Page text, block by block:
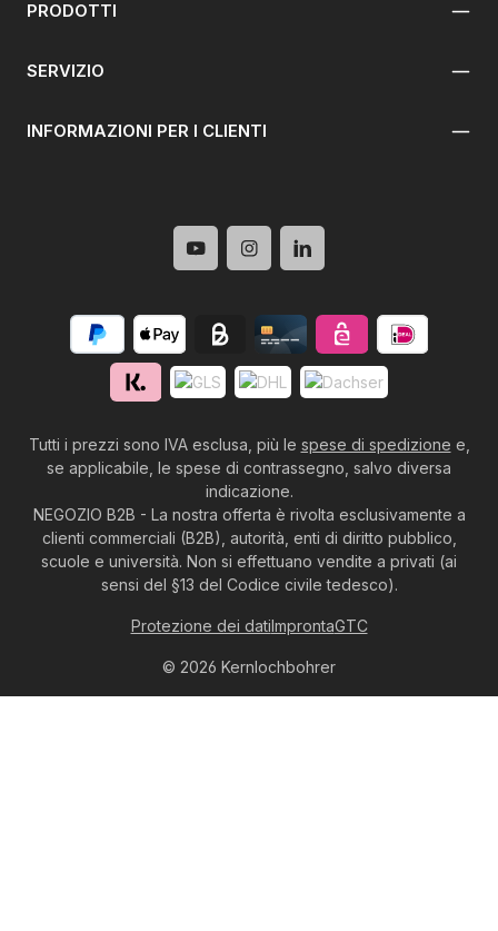
PRODOTTI
SERVIZIO
INFORMAZIONI PER I CLIENTI
Tutti i prezzi sono IVA esclusa, più le spese di spedizione e,
se applicabile, le spese di contrassegno, salvo diversa
indicazione.
NEGOZIO B2B - La nostra offerta è rivolta esclusivamente a
clienti commerciali (B2B), autorità, enti di diritto pubblico,
scuole e università. Non si effettuano vendite a privati (ai
sensi del §13 del Codice civile tedesco).
© 2026 Kernlochbohrer
Protezione dei datiImprontaGTC